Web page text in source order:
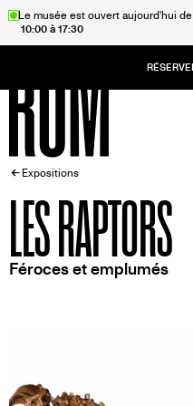
AllerLe musée est ouvert aujourd'hui de
10:00 à 17:30
Accueil
FIL
D'ARIANE
Expositions
LES RAPTORS
Féroces et emplumés